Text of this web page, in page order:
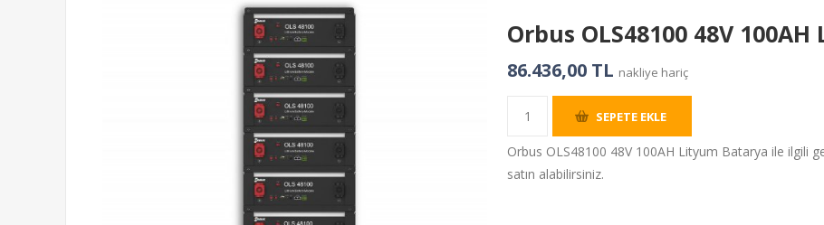
Orbus OLS48100 48V
86.436,00 TL nakliye hariç
SEPETE EKLE
Orbus OLS48100 48V 100AH Lityum Batarya ile ilgili
satın alabilirsiniz.